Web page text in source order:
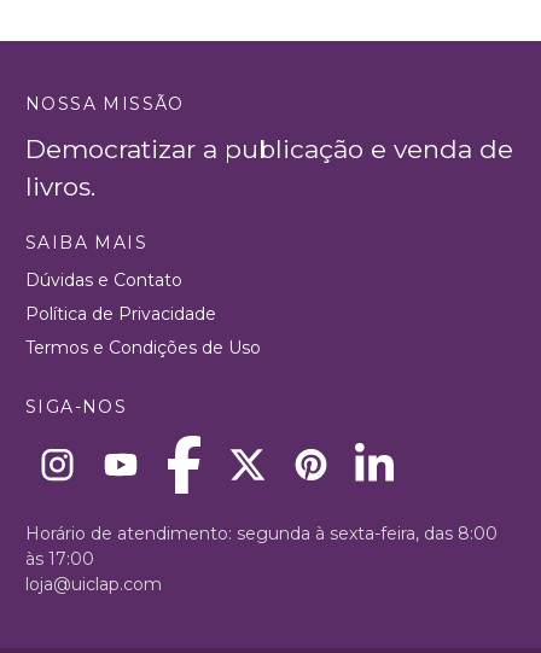
NOSSA MISSÃO
Democratizar a publicação e venda de
livros.
SAIBA MAIS
Dúvidas e Contato
Política de Privacidade
Termos e Condições de Uso
SIGA-NOS
Horário de atendimento: segunda à sexta-feira, das 8:00
às 17:00
loja@uiclap.com